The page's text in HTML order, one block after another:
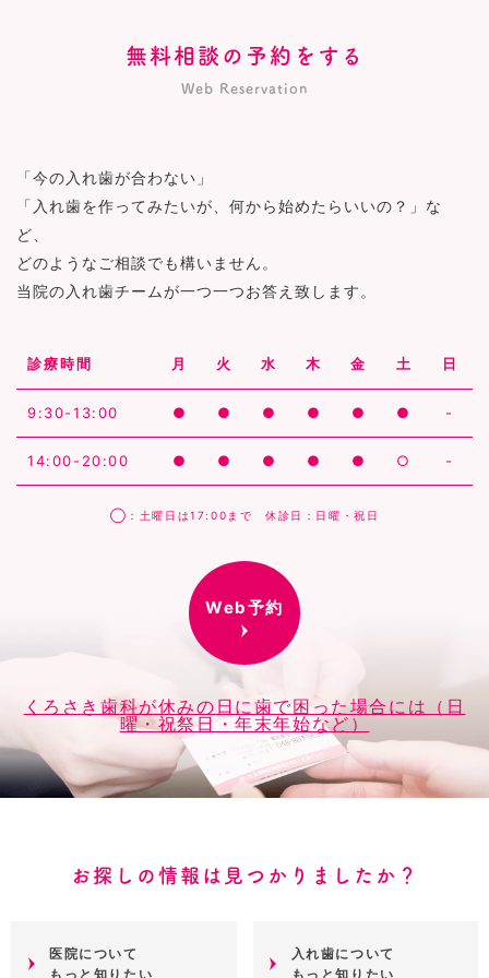
無料相談の予約をする
Web Reservation
「今の入れ歯が合わない」
「入れ歯を作ってみたいが、何から始めたらいいの？」な
ど、
どのようなご相談でも構いません。
当院の入れ歯チームが一つ一つお答え致します。
診療時間 月 火 水 木 金 土 日
9:30-13:00 ● ● ● ● ● ● -
14:00-20:00 ● ● ● ● ● ○ -
◯：土曜日は17:00まで 休診日：日曜・祝日
Web予約
くろさき歯科が休みの日に歯で困った場合には（日
曜・祝祭日・年末年始など）
お探しの情報は見つかりましたか？
医院について
もっと知りたい
入れ歯について
もっと知りたい